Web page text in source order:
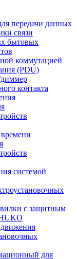
передачи данных
связи
бытовых
коммутацией
(PDU)
контакта
системой
вилки с защитным
движения
для